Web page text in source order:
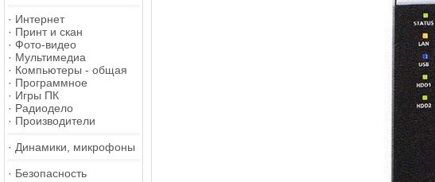
· Интернет
· Принт и скан
· Фото-видео
· Мультимедиа
· Компьютеры - общая
· Программное
· Игры ПК
· Радиодело
· Производители
· Динамики, микрофоны
· Безопасность